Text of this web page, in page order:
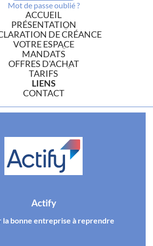
Mot de passe oublié ?
ACCUEIL
PRÉSENTATION
DE CRÉANCE
VOTRE ESPACE
MANDATS
OFFRES D'ACHAT
TARIFS
LIENS
CONTACT
Actify
la bonne entreprise à reprendre